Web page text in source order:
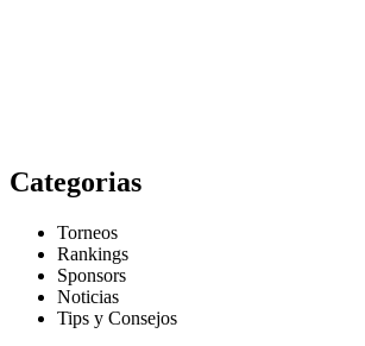
Categorias
Torneos
Rankings
Sponsors
Noticias
Tips y Consejos